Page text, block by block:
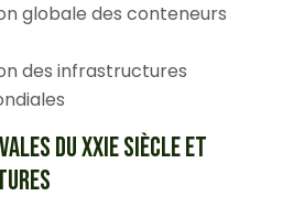
globale des conteneurs
des infrastructures
DU XXIE SIÈCLE ET